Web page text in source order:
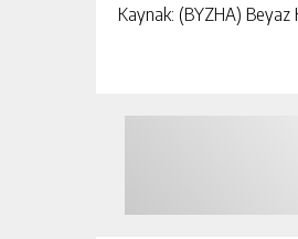
Kaynak: (BYZHA) Beyaz